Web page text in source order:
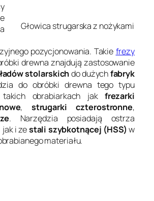
Głowica strugarska z nożykami
pozycjonowania. Takie frezy
drewna znajdują zastosowanie
stolarskichdo dużychfabryk
do obróbki drewna tego typu
obrabiarkach jak frezarki
, strugarki czterostronne,
. Narzędzia posiadają ostrza
jak i zestali szybkotnącej (HSS) w
materiału.